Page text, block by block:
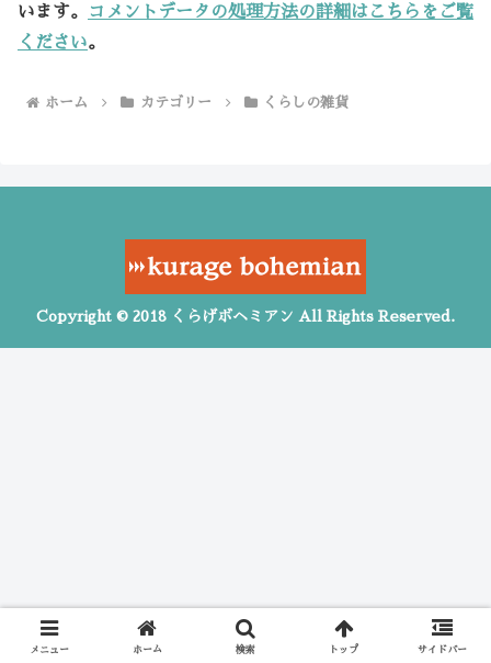
います。
コメントデータの処理方法の詳細はこちらをご覧
ください。
ホーム カテゴリー くらしの雑貨
Copyright © 2018 くらげボヘミアン All Rights Reserved.
メニュー ホーム 検索 トップ サイドバー